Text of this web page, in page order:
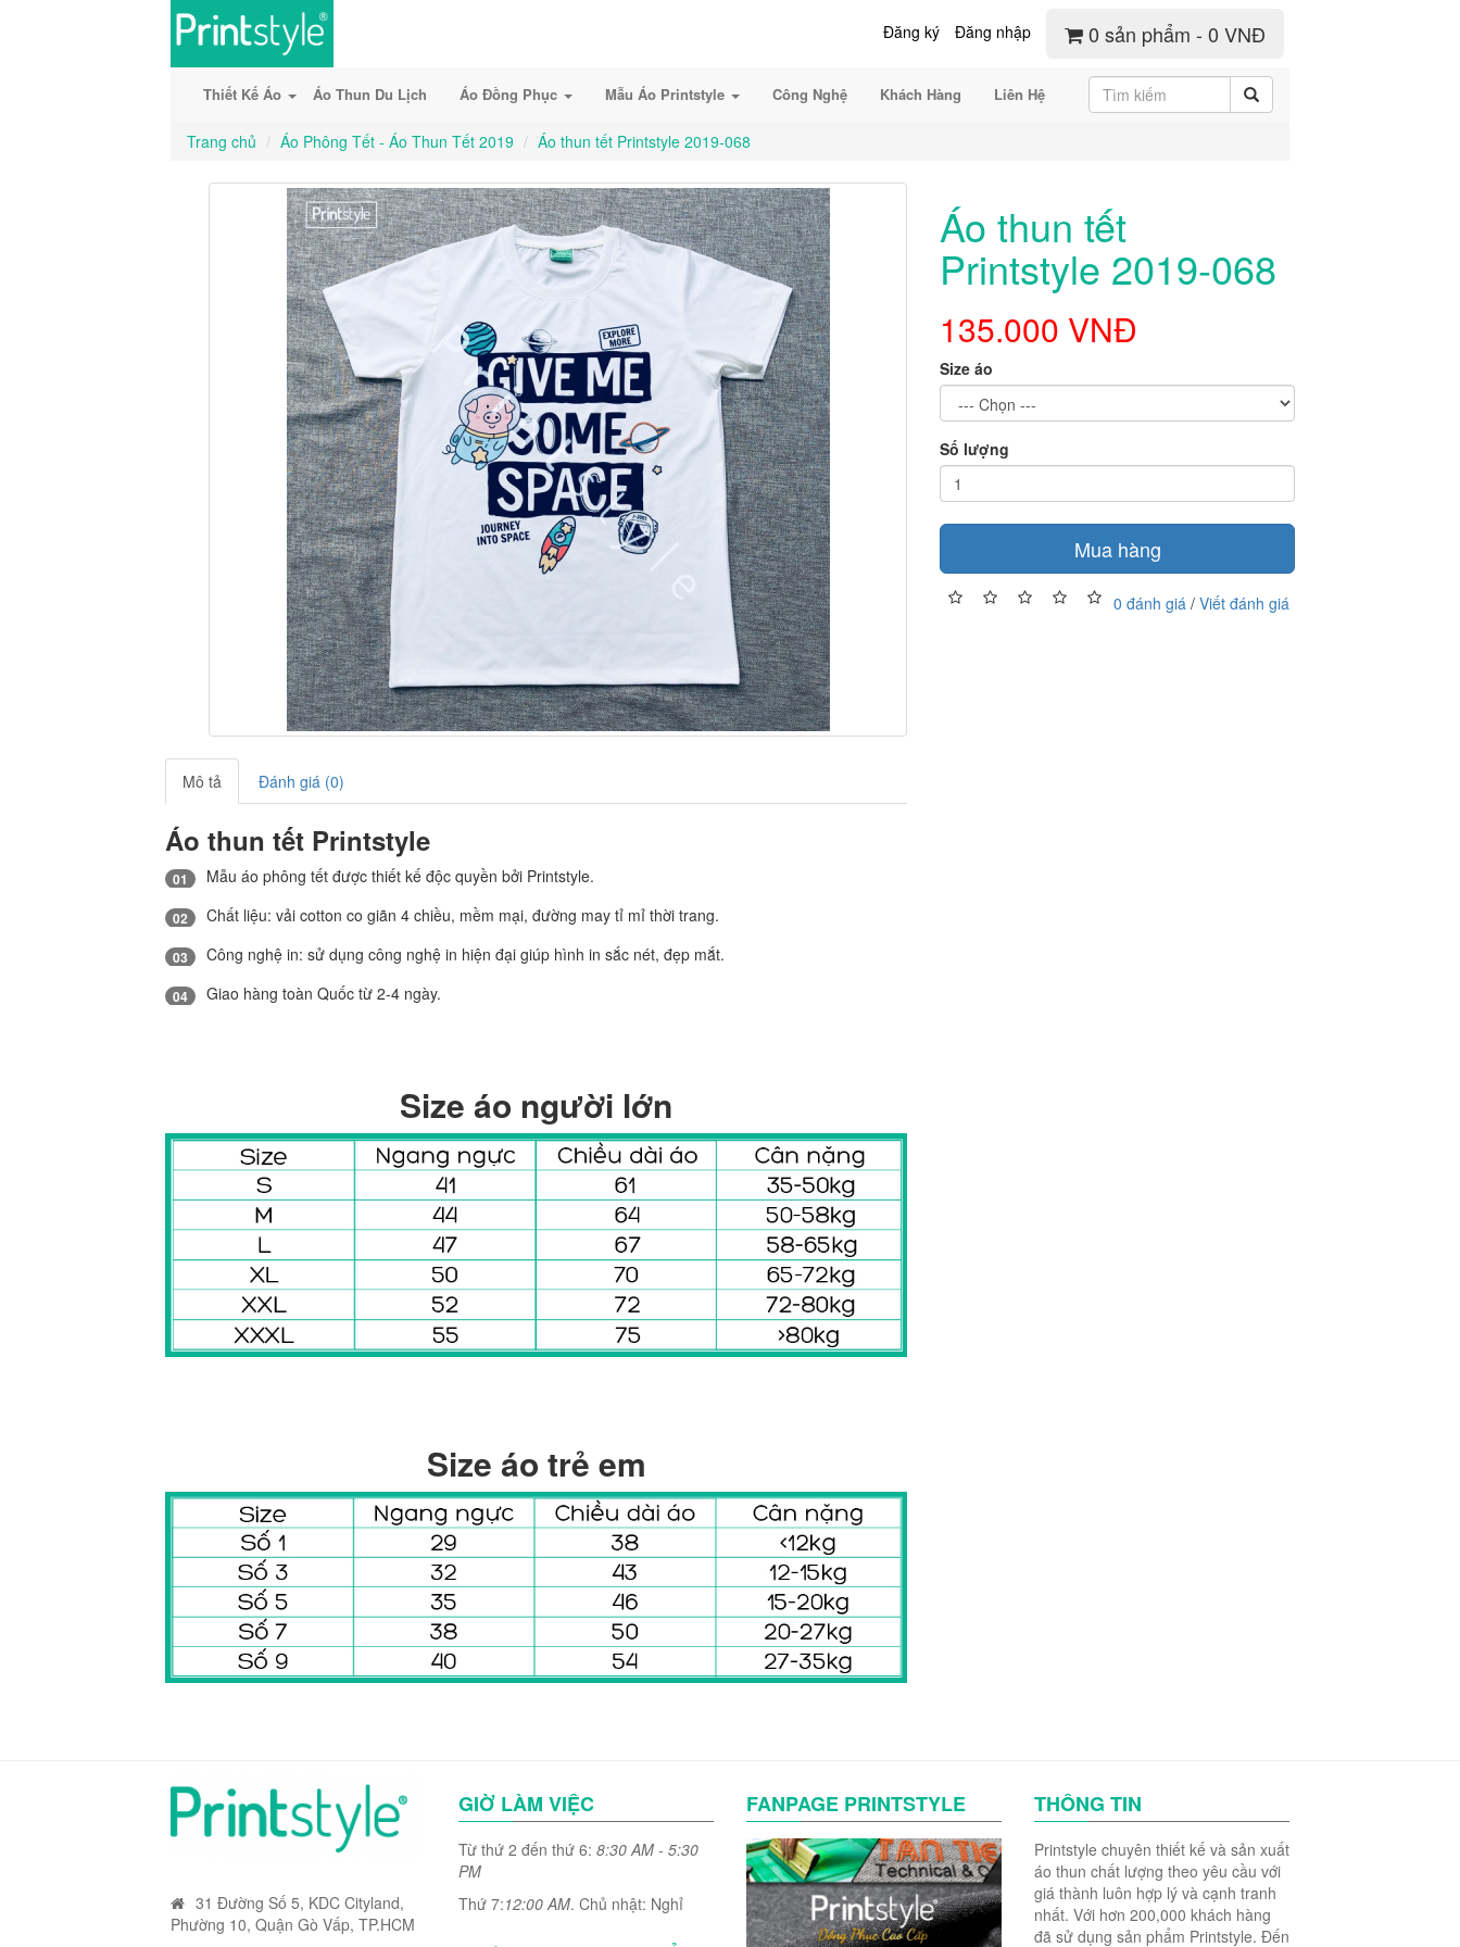
Đăng ký Đăng nhập 0 sản phẩm - 0 VNĐ
Thiết Kế Áo Áo Thun Du Lịch Áo Đồng Phục Mẫu Áo Printstyle Công Nghệ Khách Hàng Liên Hệ
Trang chủ Áo Phông Tết - Áo Thun Tết 2019 Áo thun tết Printstyle 2019-068
Mô tả Đánh giá (0)
Áo thun tết Printstyle
01 Mẫu áo phông tết được thiết kế độc quyền bởi Printstyle.
02 Chất liệu: vải cotton co giãn 4 chiều, mềm mại, đường may tỉ mỉ thời trang.
03 Công nghệ in: sử dụng công nghệ in hiện đại giúp hình in sắc nét, đẹp mắt.
04 Giao hàng toàn Quốc từ 2-4 ngày.
Size áo người lớn
Size áo trẻ em
Áo thun tết
Printstyle 2019-068
135.000 VNĐ
Size áo
Số lượng
Mua hàng
0 đánh giá /Viết đánh giá
31 Đường Số 5, KDC Cityland,
Phường 10, Quận Gò Vấp, TP.HCM
GIỜ LÀM VIỆC
Từ thứ 2 đến thứ 6: 8:30 AM - 5:30
PM
Thứ 7:12:00 AM. Chủ nhật: Nghỉ
FANPAGE PRINTSTYLE THÔNG TIN
Printstyle chuyên thiết kế và sản xuất
áo thun chất lượng theo yêu cầu với
giá thành luôn hợp lý và cạnh tranh
nhất. Với hơn 200,000 khách hàng
đã sử dụng sản phẩm Printstyle. Đến